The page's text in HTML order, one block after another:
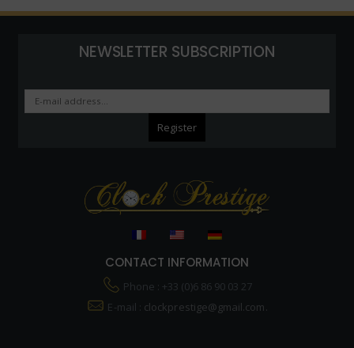
NEWSLETTER SUBSCRIPTION
CONTACT INFORMATION
Phone : +33 (0)6 86 90 03 27
E-mail : clockprestige@gmail.com.